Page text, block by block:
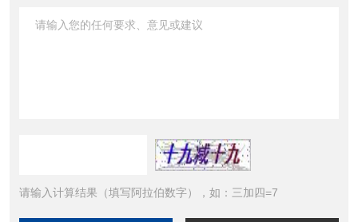
请输入计算结果（填写阿拉伯数字），如：三加四=7